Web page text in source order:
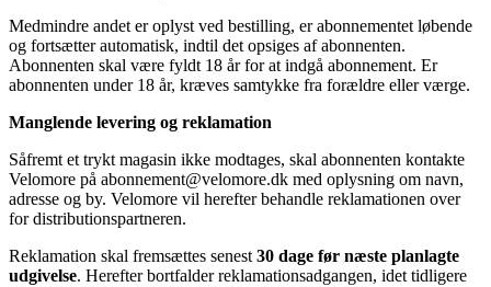
Medmindre andet er oplyst ved bestilling, er abonnementet løbende
og fortsætter automatisk, indtil det opsiges af abonnenten.
Abonnenten skal være fyldt 18 år for at indgå abonnement. Er
abonnenten under 18 år, kræves samtykke fra forældre eller værge.
Manglende levering og reklamation
Såfremt et trykt magasin ikke modtages, skal abonnenten kontakte
Velomore på abonnement@velomore.dk med oplysning om navn,
adresse og by. Velomore vil herefter behandle reklamationen over
for distributionspartneren.
Reklamation skal fremsættes senest 30 dage før næste planlagte
udgivelse. Herefter bortfalder reklamationsadgangen, idet tidligere